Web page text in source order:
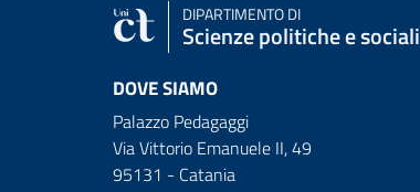
DIPARTIMENTO DI
Scienze politiche e sociali
DOVE SIAMO
Palazzo Pedagaggi
Via Vittorio Emanuele II, 49
95131 - Catania